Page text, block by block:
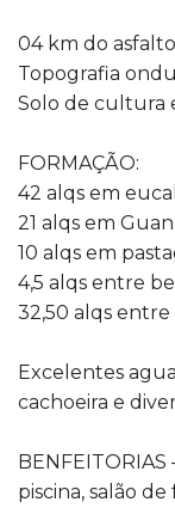
04 km do
Topografia
Solo de cultura
FORMAÇÃO:
42 alqs em
21 alqs em
10 alqs em
4,5 alqs entre
32,50 alqs entre
Excelentes
cachoeira e
BENFEITORIAS
piscina, salão de